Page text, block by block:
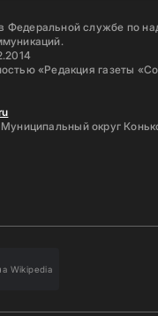
Федеральной службе по
«Редакция газеты
округ
Wikipedia